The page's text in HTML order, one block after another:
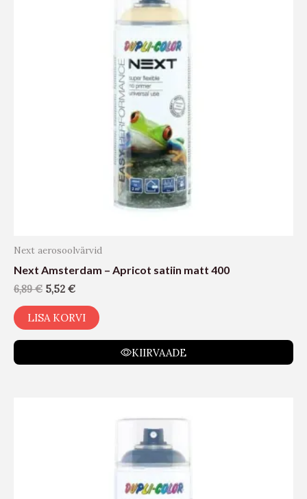
Next aerosoolvärvid
Next Amsterdam – Apricot satiin matt 400
6,89€ 5,52 €
LISA KORVI
KIIRVAADE